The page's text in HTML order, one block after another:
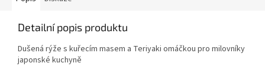
Detailní popis produktu
Dušená rýže s kuřecím masem a Teriyaki omáčkou pro milovníky
japonské kuchyně